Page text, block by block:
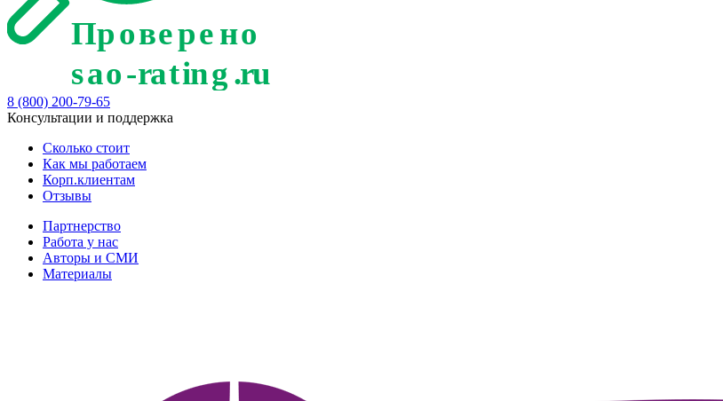
8 (800) 200-79-65
Консультации и поддержка
Сколько стоит
Как мы работаем
Корп.клиентам
Отзывы
Партнерство
Работа у нас
Авторы и СМИ
Материалы